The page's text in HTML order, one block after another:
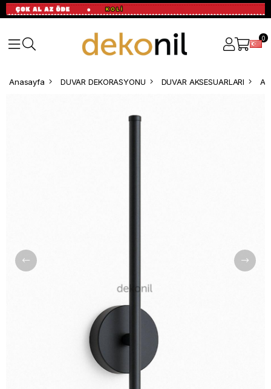
0
Anasayfa DUVAR DEKORASYONU DUVAR AKSESUARLARI